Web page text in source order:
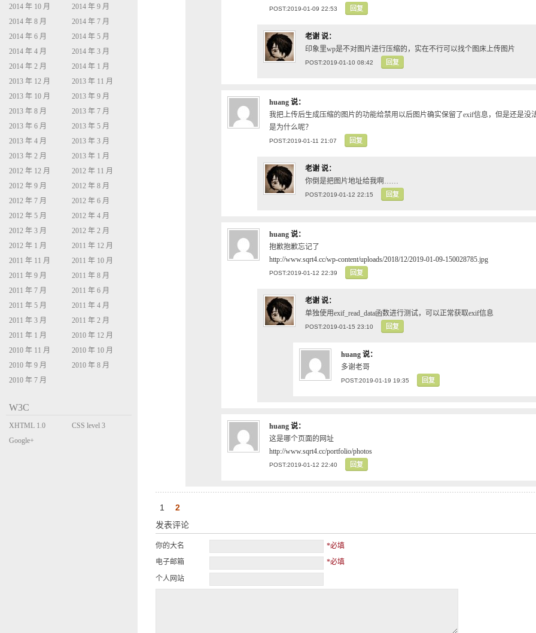
POST:2019-01-09 22:53 回复
老谢 说：
印象里wp是不对图片进行压缩的，实在不行可以找个图床上传图片
POST:2019-01-10 08:42 回复
huang 说：
我把上传后生成压缩的图片的功能给禁用以后图片确实保留了exif信息，但是还是
是为什么呢？
POST:2019-01-11 21:07 回复
老谢 说：
你倒是把图片地址给我啊……
POST:2019-01-12 22:15 回复
huang 说：
抱歉抱歉忘记了
http://www.sqrt4.cc/wp-content/uploads/2018/12/2019-01-09-150028785.jpg
POST:2019-01-12 22:39 回复
老谢 说：
单独使用exif_read_data函数进行测试，可以正常获取exif信息
POST:2019-01-15 23:10 回复
huang 说：
多谢老哥
POST:2019-01-19 19:35 回复
huang 说：
这是哪个页面的网址
http://www.sqrt4.cc/portfolio/photos
POST:2019-01-12 22:40 回复
1 2
发表评论
你的大名
*必填
电子邮箱
*必填
个人网站
2014 年 10 月
2014 年 9 月
2014 年 8 月
2014 年 7 月
2014 年 6 月
2014 年 5 月
2014 年 4 月
2014 年 3 月
2014 年 2 月
2014 年 1 月
2013 年 12 月
2013 年 11 月
2013 年 10 月
2013 年 9 月
2013 年 8 月
2013 年 7 月
2013 年 6 月
2013 年 5 月
2013 年 4 月
2013 年 3 月
2013 年 2 月
2013 年 1 月
2012 年 12 月
2012 年 11 月
2012 年 9 月
2012 年 8 月
2012 年 7 月
2012 年 6 月
2012 年 5 月
2012 年 4 月
2012 年 3 月
2012 年 2 月
2012 年 1 月
2011 年 12 月
2011 年 11 月
2011 年 10 月
2011 年 9 月
2011 年 8 月
2011 年 7 月
2011 年 6 月
2011 年 5 月
2011 年 4 月
2011 年 3 月
2011 年 2 月
2011 年 1 月
2010 年 12 月
2010 年 11 月
2010 年 10 月
2010 年 9 月
2010 年 8 月
2010 年 7 月
W3C
XHTML 1.0
Transitional
CSS level 3
Google+